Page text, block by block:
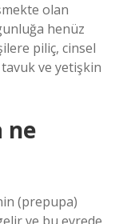
olan
henüz
piliç, cinsel
ve yetişkin
ne
(prepupa)